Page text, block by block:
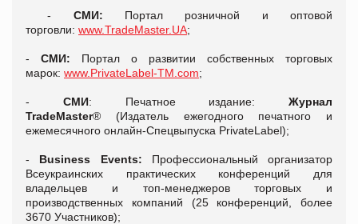
- СМИ: Портал розничной и оптовой
торговли: www.TradeMaster.UA;
- СМИ: Портал о развитии собственных торговых
марок: www.PrivateLabel-TM.com;
- СМИ: Печатное издание: Журнал
TradeMaster® (Издатель ежегодного печатного и
ежемесячного онлайн-Спецвыпуска PrivateLabel);
- Business Events: Профессиональный организатор
Всеукраинских практических конференций для
владельцев и топ-менеджеров торговых и
производственных компаний (25 конференций, более
3670 Участников);